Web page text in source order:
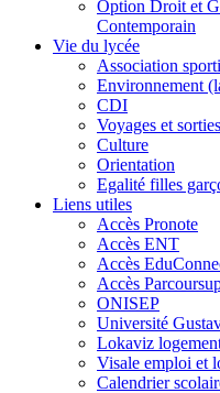
Option Droit et
Contemporain
Vie du lycée
Association
Environnement
CDI
Voyages et sorties
Culture
Orientation
Egalité filles
Liens utiles
Accès Pronote
Accès ENT
Accès
Accès
ONISEP
Université
Lokaviz
Visale emploi et
Calendrier